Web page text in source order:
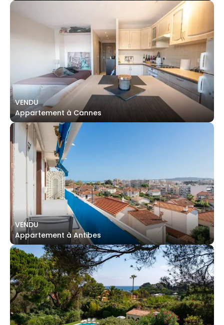
VENDU
Appartement à Cannes
VENDU
Appartement à Antibes